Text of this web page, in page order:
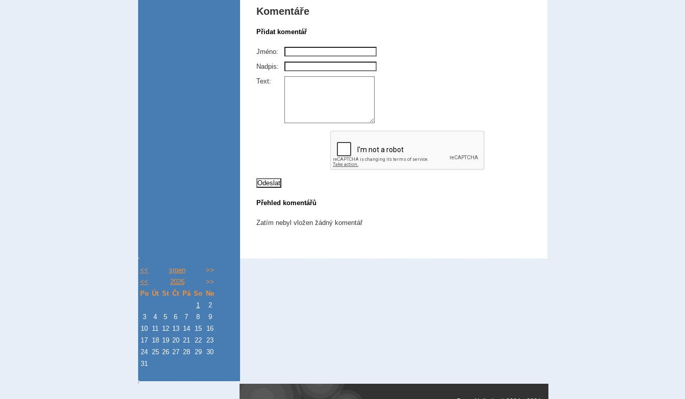
<< srpen
>>
<<
2026
>>
Po Út St Čt Pá So Ne
1
2
3
4 5 6 7 8
9
10 11 12 13 14 15
16
17 18 19 20 21 22
23
24 25 26 27 28 29
30
31
Komentáře
Přidat komentář
Jméno:
Nadpis:
Text:
Přehled komentářů
Zatím nebyl vložen žádný komentář